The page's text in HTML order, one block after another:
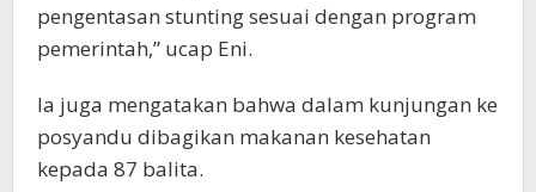
pengentasan stunting sesuai dengan program
pemerintah,” ucap Eni.
Ia juga mengatakan bahwa dalam kunjungan ke
posyandu dibagikan makanan kesehatan
kepada 87 balita.